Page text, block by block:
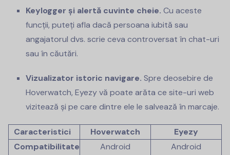
Keylogger și alertă cuvinte cheie. Cu aceste
funcții, puteți afla dacă persoana iubită sau
angajatorul dvs. scrie ceva controversat în chat-uri
sau în căutări.
Vizualizator istoric navigare. Spre deosebire de
Hoverwatch, Eyezy vă poate arăta ce site-uri web
vizitează și pe care dintre ele le salvează în marcaje.
Caracteristici Hoverwatch
Eyezy
Compatibilitate
Android
Android